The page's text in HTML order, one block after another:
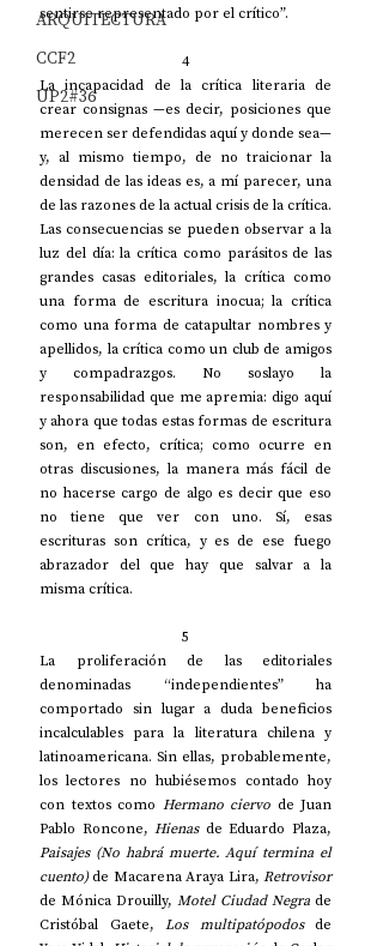
ARQUITECTURA
CCF2
UP2#36
sentirse representado por el crítico”.
4
La incapacidad de la crítica literaria de
crear consignas —es decir, posiciones que
merecen ser defendidas aquí y donde sea—
y, al mismo tiempo, de no traicionar la
densidad de las ideas es, a mí parecer, una
de las razones de la actual crisis de la crítica.
Las consecuencias se pueden observar a la
luz del día: la crítica como parásitos de las
grandes casas editoriales, la crítica como
una forma de escritura inocua; la crítica
como una forma de catapultar nombres y
apellidos, la crítica como un club de amigos
y compadrazgos. No soslayo la
responsabilidad que me apremia: digo aquí
y ahora que todas estas formas de escritura
son, en efecto, crítica; como ocurre en
otras discusiones, la manera más fácil de
no hacerse cargo de algo es decir que eso
no tiene que ver con uno. Sí, esas
escrituras son crítica, y es de ese fuego
abrazador del que hay que salvar a la
misma crítica.
5
La proliferación de las editoriales
denominadas “independientes” ha
comportado sin lugar a duda beneficios
incalculables para la literatura chilena y
latinoamericana. Sin ellas, probablemente,
los lectores no hubiésemos contado hoy
con textos como Hermano ciervo de Juan
Pablo Roncone, Hienas
Paisajes (No habrá muerte. Aquí termina el
cuento) de Macarena Araya Lira, Retrovisor
de Mónica Drouilly, Motel Ciudad Negra de
Cristóbal Gaete, Los multipatópodos de